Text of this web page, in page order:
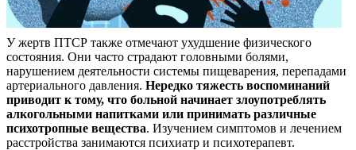
У жертв ПТСР также отмечают ухудшение физического
состояния. Они часто страдают головными болями,
нарушением деятельности системы пищеварения, перепадами
артериального давления. Нередко тяжесть воспоминаний
приводит к тому, что больной начинает злоупотреблять
алкогольными напитками или принимать различные
психотропные вещества. Изучением симптомов и лечением
расстройства занимаются психиатр и психотерапевт.